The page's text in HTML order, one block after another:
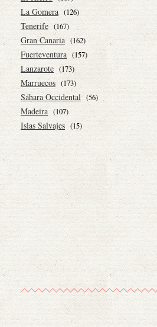
La Gomera (126)
Tenerife (167)
Gran Canaria (162)
Fuerteventura (157)
Lanzarote (173)
Marruecos (173)
Sáhara Occidental (56)
Madeira (107)
Islas Salvajes (15)